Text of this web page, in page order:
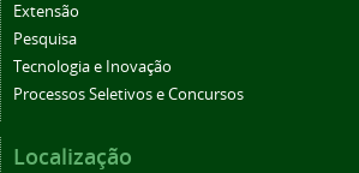
Extensão
Pesquisa
Tecnologia e Inovação
Processos Seletivos e Concursos
Localização